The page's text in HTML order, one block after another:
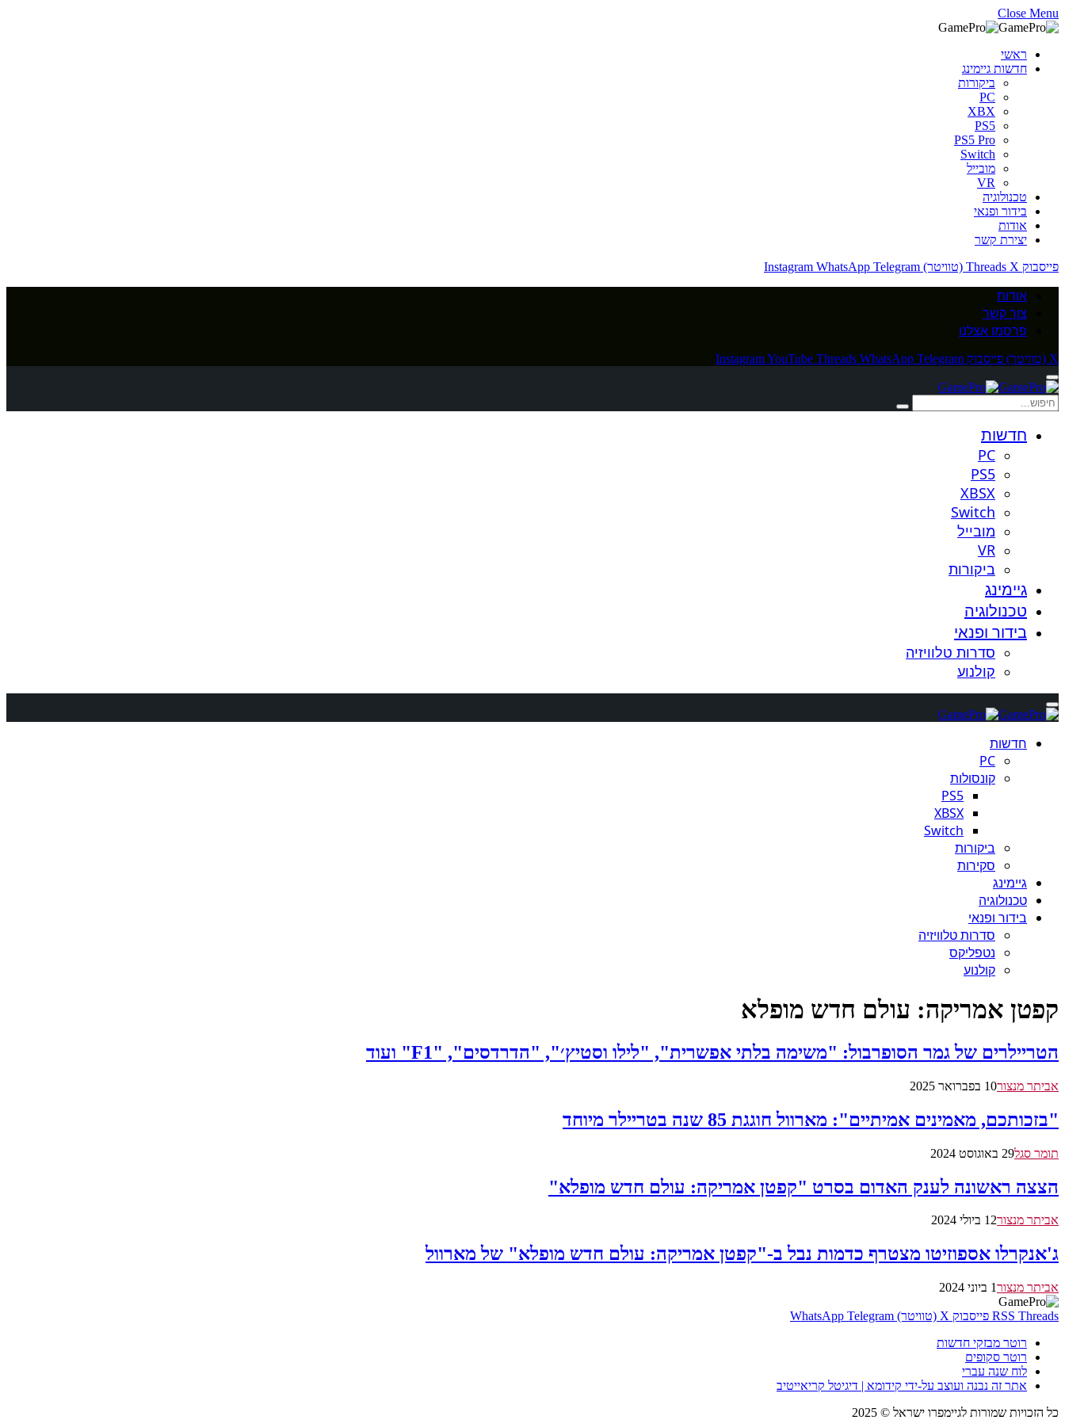
Close Menu
ראשי
חדשות גיימינג
ביקורות
PC
XBX
PS5
PS5 Pro
Switch
מובייל
VR
טכנולוגיה
בידור ופנאי
אודות
יצירת קשר
פייסבוק
Threads X (טוויטר) Instagram WhatsApp Telegram
אודות
צור קשר
פרסמו אצלנו
X (טוויטר) פייסבוק InstagramYouTube Threads WhatsApp Telegram
חדשות
PC
PS5
XBSX
Switch
מובייל
VR
ביקורות
גיימינג
טכנולוגיה
בידור ופנאי
סדרות טלוויזיה
קולנוע
חדשות
PC
קונסולות
PS5
XBSX
Switch
ביקורות
סקירות
גיימינג
טכנולוגיה
בידור ופנאי
סדרות טלוויזיה
נטפליקס
קולנוע
קפטן אמריקה: עולם חדש מופלא
הטריילרים של גמר הסופרבול: "משימה בלתי אפשרית", "לילו וסטיץ׳", "הדרדסים", "F1" ועוד
אביתר מנצור10 בפברואר 2025
"בזכותכם, מאמינים אמיתיים": מארוול חוגגת 85 שנה בטריילר מיוחד
תומר סגל29 באוגוסט 2024
הצצה ראשונה לענק האדום בסרט "קפטן אמריקה: עולם חדש מופלא"
אביתר מנצור12 ביולי 2024
ג'אנקרלו אספוזיטו מצטרף כדמות נבל ב-"קפטן אמריקה: עולם חדש מופלא" של מארוול
אביתר מנצור1 ביוני 2024
RSS Threads פייסבוק X (טוויטר) WhatsApp Telegram
רוטר מבזקי חדשות
רוטר סקופים
לוח שנה עברי
אתר זה נבנה ועוצב על-ידי קידומא | דיגיטל קריאייטיב
כל הזכויות שמורות לגיימפרו ישראל © 2025